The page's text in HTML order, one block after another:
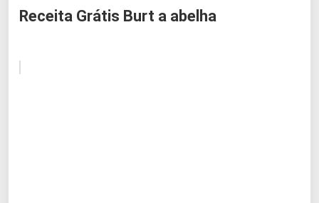
Receita Grátis Burt a abelha